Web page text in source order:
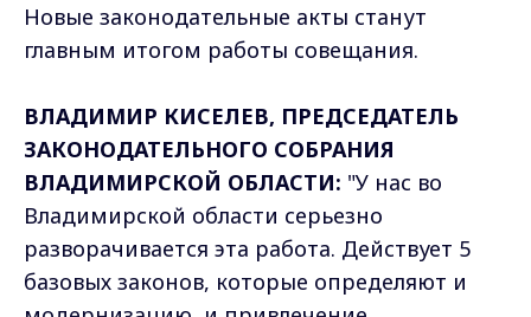
Новые законодательные акты станут
главным итогом работы совещания.
ВЛАДИМИР КИСЕЛЕВ, ПРЕДСЕДАТЕЛЬ
ЗАКОНОДАТЕЛЬНОГО СОБРАНИЯ
ВЛАДИМИРСКОЙ ОБЛАСТИ: "У нас во
Владимирской области серьезно
разворачивается эта работа. Действует 5
базовых законов, которые определяют и